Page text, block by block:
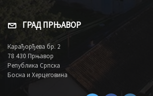
ГРАД ПРЊАВОР
Карађорђева бр. 2
78 430 Прњавор
Република Српска
Босна и Херцеговина